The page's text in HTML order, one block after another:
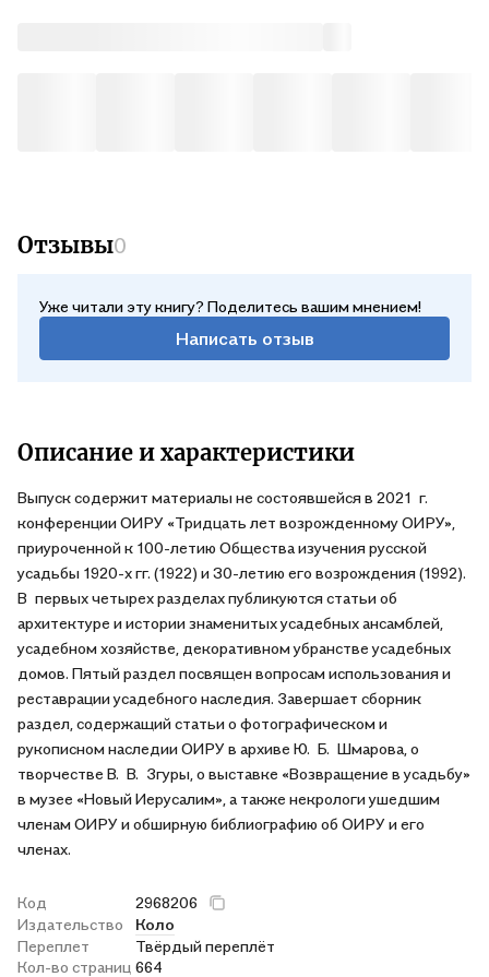
Отзывы0
Уже читали эту книгу? Поделитесь вашим мнением!
Написать отзыв
Описание и характеристики
Выпуск содержит материалы не состоявшейся в 2021 г.
конференции ОИРУ «Тридцать лет возрожденному ОИРУ»,
приуроченной к 100-летию Общества изучения русской
усадьбы 1920-х гг. (1922) и 30-летию его возрождения (1992).
В первых четырех разделах публикуются статьи об
архитектуре и истории знаменитых усадебных ансамблей,
усадебном хозяйстве, декоративном убранстве усадебных
домов. Пятый раздел посвящен вопросам использования и
реставрации усадебного наследия. Завершает сборник
раздел, содержащий статьи о фотографическом и
рукописном наследии ОИРУ в архиве Ю. Б. Шмарова, о
творчестве В. В. Згуры, о выставке «Возвращение в усадьбу»
в музее «Новый Иерусалим», а также некрологи ушедшим
членам ОИРУ и обширную библиографию об ОИРУ и его
членах.
Код
2968206
Издательство
Коло
Переплет
Твёрдый переплёт
Кол-во страниц 664